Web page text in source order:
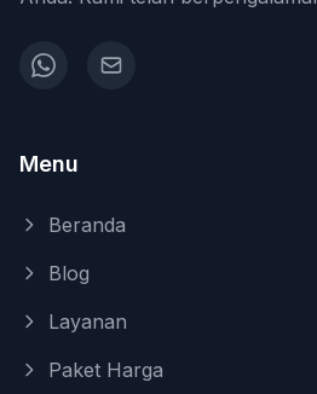
Menu
Beranda
Blog
Layanan
Paket Harga